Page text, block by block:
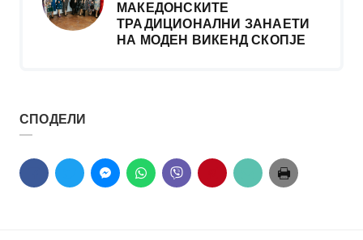
МАКЕДОНСКИТЕ
ТРАДИЦИОНАЛНИ ЗАНАЕТИ
НА МОДЕН ВИКЕНД СКОПЈЕ
СПОДЕЛИ